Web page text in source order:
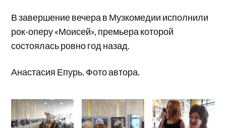
В завершение вечера в Музкомедии исполнили
рок-оперу «Моисей», премьера которой
состоялась ровно год назад.
Анастасия Епурь. Фото автора.